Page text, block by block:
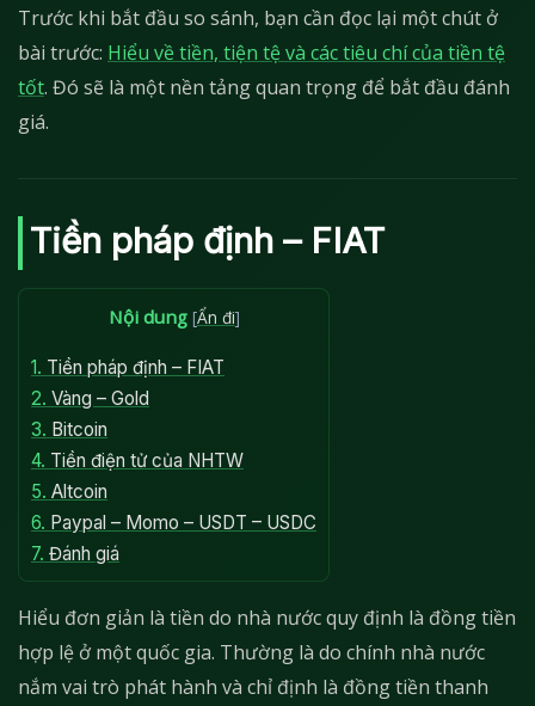
Trước khi bắt đầu so sánh, bạn cần đọc lại một chút ở
bài trước: Hiểu về tiền, tiện tệ và các tiêu chí của tiền tệ
tốt. Đó sẽ là một nền tảng quan trọng để bắt đầu đánh
giá.
Tiền pháp định – FIAT
Nội dung [Ẩn đi]
1. Tiền pháp định – FIAT
2. Vàng – Gold
3. Bitcoin
4. Tiền điện tử của NHTW
5. Altcoin
6. Paypal – Momo – USDT – USDC
7. Đánh giá
Hiểu đơn giản là tiền do nhà nước quy định là đồng tiền
hợp lệ ở một quốc gia. Thường là do chính nhà nước
nắm vai trò phát hành và chỉ định là đồng tiền thanh